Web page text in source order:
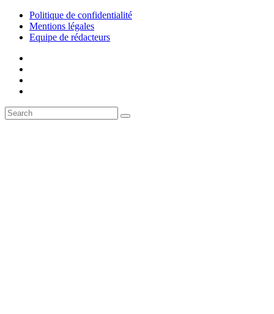
Politique de confidentialité
Mentions légales
Equipe de rédacteurs